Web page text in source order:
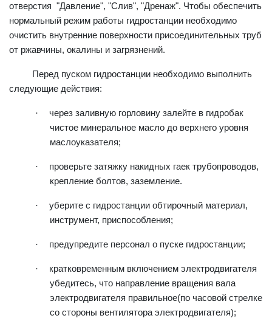
отверстия "Давление", "Слив", "Дренаж". Чтобы обеспечить
нормальный режим работы гидростанции необходимо
очистить внутренние поверхности присоединительных труб
от ржавчины, окалины и загрязнений.
Перед пуском гидростанции необходимо выполнить
следующие действия:
·
через заливную горловину залейте в гидробак
чистое минеральное масло до верхнего уровня
маслоуказателя;
·
проверьте затяжку накидных гаек трубопроводов,
крепление болтов, заземление.
·
уберите с гидростанции обтирочный материал,
инструмент, приспособления;
· предупредите персонал о пуске гидростанции;
·
кратковременным включением электродвигателя
убедитесь, что направление вращения вала
электродвигателя правильное(по часовой стрелке
со стороны вентилятора электродвигателя);